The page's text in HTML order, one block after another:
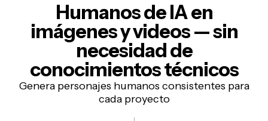
Humanos de IA en
imágenes y videos — sin
necesidad de
conocimientos técnicos
Genera personajes humanos consistentes para
cada proyecto